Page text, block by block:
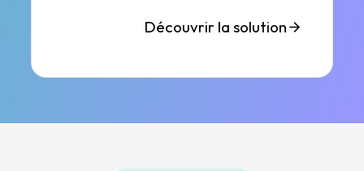
Découvrir la solution